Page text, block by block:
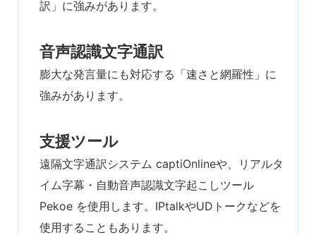
訳」に強みがあります。
音声認識文字通訳
膨大な発言量にも対応する「速さと網羅性」に
強みがあります。
支援ツール
遠隔文字通訳システム captiOnlineや、リアルタ
イム字幕・自動音声認識文字起こしツール
Pekoe を使用します。IPtalkやUDトークなどを
使用することもあります。